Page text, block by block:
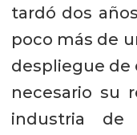
tardó dos
poco más de
despliegue de
necesario su
industria